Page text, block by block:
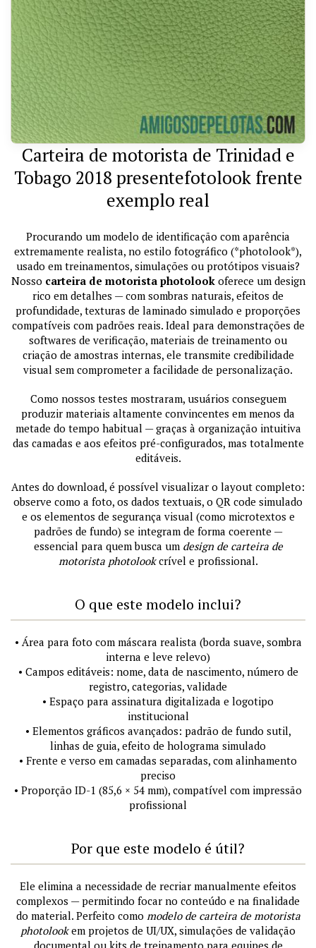
Carteira de motorista de Trinidad e
Tobago 2018 presentefotolook frente
exemplo real
Procurando um modelo de identificação com aparência
extremamente realista, no estilo fotográfico (*photolook*),
usado em treinamentos, simulações ou protótipos visuais?
Nosso carteira de motorista photolookoferece um design
rico em detalhes — com sombras naturais, efeitos de
profundidade, texturas de laminado simulado e proporções
compatíveis com padrões reais. Ideal para demonstrações de
softwares de verificação, materiais de treinamento ou
criação de amostras internas, ele transmite credibilidade
visual sem comprometer a facilidade de personalização.
Como nossos testes mostraram, usuários conseguem
produzir materiais altamente convincentes em menos da
metade do tempo habitual — graças à organização intuitiva
das camadas e aos efeitos pré-configurados, mas totalmente
editáveis.
Antes do download, é possível visualizar o layout completo:
observe como a foto, os dados textuais, o QR code simulado
e os elementos de segurança visual (como microtextos e
padrões de fundo) se integram de forma coerente —
essencial para quem busca um design de carteira de
motorista photolookcrível e profissional.
O que este modelo inclui?
• Área para foto com máscara realista (borda suave, sombra
interna e leve relevo)
• Campos editáveis: nome, data de nascimento, número de
registro, categorias, validade
• Espaço para assinatura digitalizada e logotipo
institucional
• Elementos gráficos avançados: padrão de fundo sutil,
linhas de guia, efeito de holograma simulado
• Frente e verso em camadas separadas, com alinhamento
preciso
• Proporção ID-1 (85,6 × 54 mm), compatível com impressão
profissional
Por que este modelo é útil?
Ele elimina a necessidade de recriar manualmente efeitos
complexos — permitindo focar no conteúdo e na finalidade
do material. Perfeito como modelo de carteira de motorista
photolookem projetos de UI/UX, simulações de validação